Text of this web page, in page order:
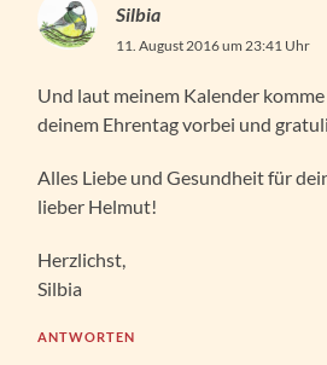
Silbia
11. August 2016 um 23:41 Uhr
Und laut meinem Kalender
deinem Ehrentag vorbei und
Alles Liebe und Gesundheit für
lieber Helmut!
Herzlichst,
Silbia
ANTWORTEN